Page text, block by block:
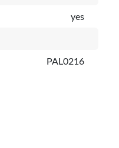
yes
PAL0216